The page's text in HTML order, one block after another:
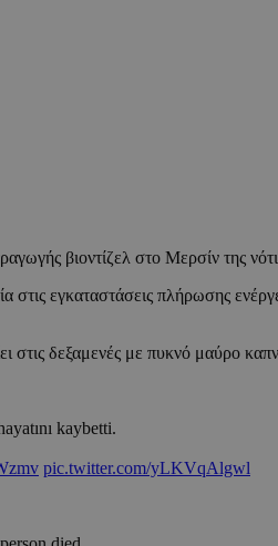
βιοντίζελ στο Μερσίν της
εγκαταστάσεις πλήρωσης
στις δεξαμενές με πυκνό μαύρο
kaybetti.
pic.twitter.com/yLKVqAlgwl